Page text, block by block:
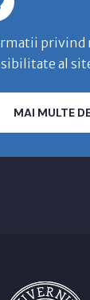
privind
al
MAI MULTE